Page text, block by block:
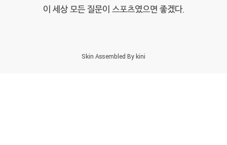
이 세상 모든 질문이 스포츠였으면 좋겠다.
Skin Assembled Bykini